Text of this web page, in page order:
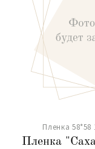
Пленка
Пленка